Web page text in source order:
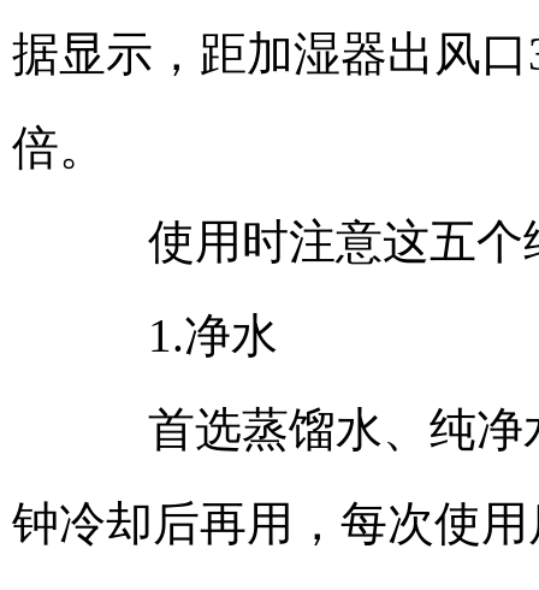
据显示，距加湿器出风
倍。
使用时注意这五个
1.净水
首选蒸馏水、纯净
钟冷却后再用，每次使